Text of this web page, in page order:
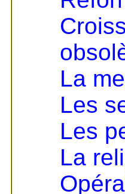
La
Les
Les
La